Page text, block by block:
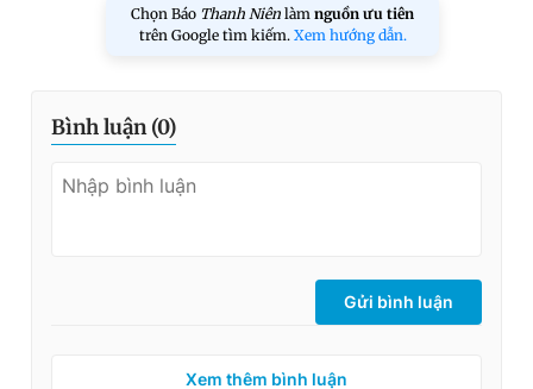
Chọn Báo Thanh Niên làm nguồn ưu tiên
trên Google tìm kiếm. Xem hướng dẫn.
Bình luận (0)
Gửi bình luận
Xem thêm bình luận